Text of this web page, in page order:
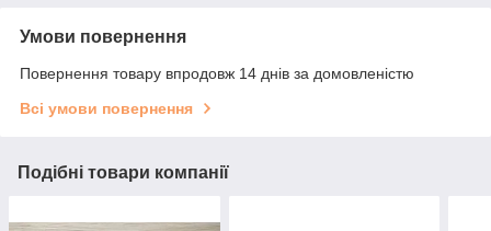
Умови повернення
Повернення товару впродовж 14 днів за домовленістю
Всі умови повернення
Подібні товари компанії